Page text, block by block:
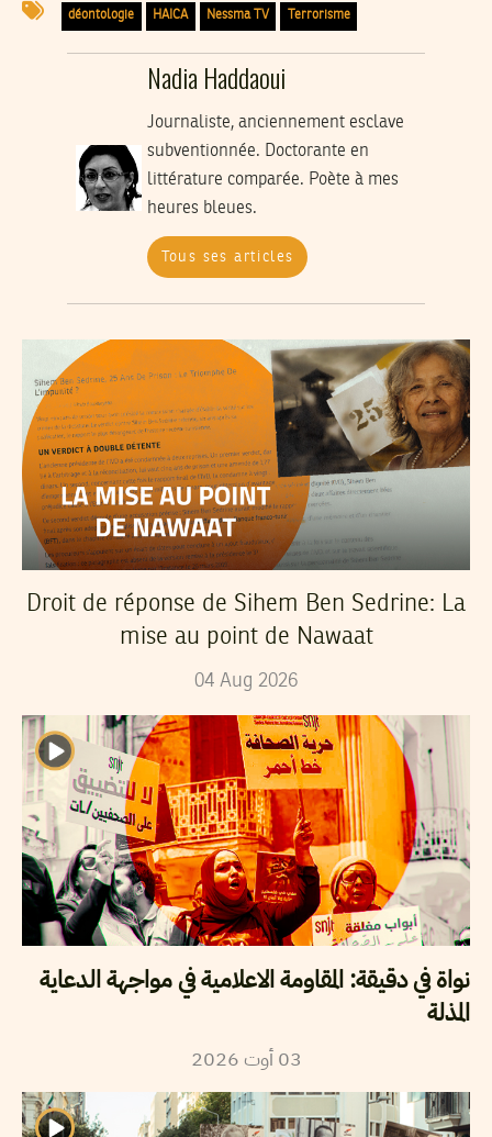
déontologie HAICA Nessma TV Terrorisme
Nadia Haddaoui
Journaliste, anciennement esclave
subventionnée. Doctorante en
littérature comparée. Poète à mes
heures bleues.
Tous ses articles
Droit de réponse de Sihem Ben Sedrine: La
mise au point de Nawaat
04 Aug 2026
نواة في دقيقة: المقاومة الاعلامية في مواجهة الدعاية
المذلة
03 أوت2026